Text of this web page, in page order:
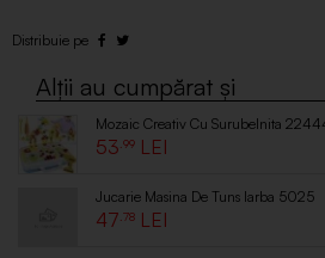
Mozaic Creativ Cu Surubelnita
53 .99
Jucarie Masina De Tuns Iarba 5025
47 .78